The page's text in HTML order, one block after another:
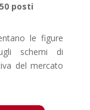
posti
le figure
schemi di
del mercato